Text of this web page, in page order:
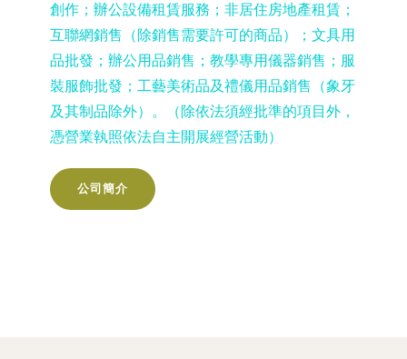
創作；辦公設備租賃服務；非居住房地產租賃；
互聯網銷售（除銷售需要許可的商品）；文具用
品批發；辦公用品銷售；教學專用儀器銷售；服
裝服飾批發；工藝美術品及禮儀用品銷售（象牙
及其制品除外）。（除依法須經批準的項目外，
憑營業執照依法自主開展經營活動）
公司簡介